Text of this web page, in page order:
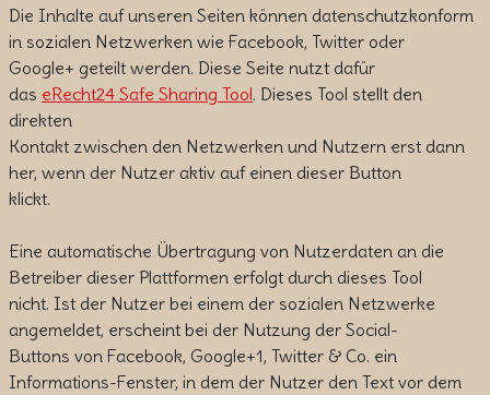
Die Inhalte auf unseren Seiten können datenschutzkonform
in sozialen Netzwerken wie Facebook, Twitter oder
Google+ geteilt werden. Diese Seite nutzt dafür
das eRecht24 Safe Sharing Tool. Dieses Tool stellt den
direkten
Kontakt zwischen den Netzwerken und Nutzern erst dann
her, wenn der Nutzer aktiv auf einen dieser Button
klickt.
Eine automatische Übertragung von Nutzerdaten an die
Betreiber dieser Plattformen erfolgt durch dieses Tool
nicht. Ist der Nutzer bei einem der sozialen Netzwerke
angemeldet, erscheint bei der Nutzung der Social-
Buttons von Facebook, Google+1, Twitter & Co. ein
Informations-Fenster, in dem der Nutzer den Text vor dem